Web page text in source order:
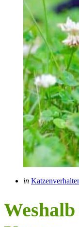
Categories
Posted
in